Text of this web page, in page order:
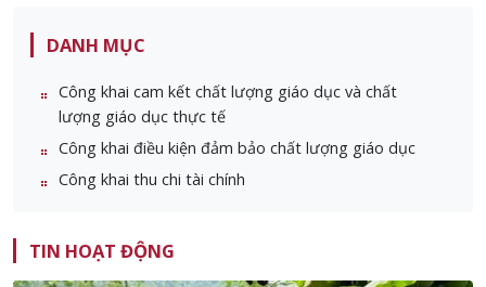
DANH MỤC
Công khai cam kết chất lượng giáo dục và chất
lượng giáo dục thực tế
Công khai điều kiện đảm bảo chất lượng giáo dục
Công khai thu chi tài chính
TIN HOẠT ĐỘNG